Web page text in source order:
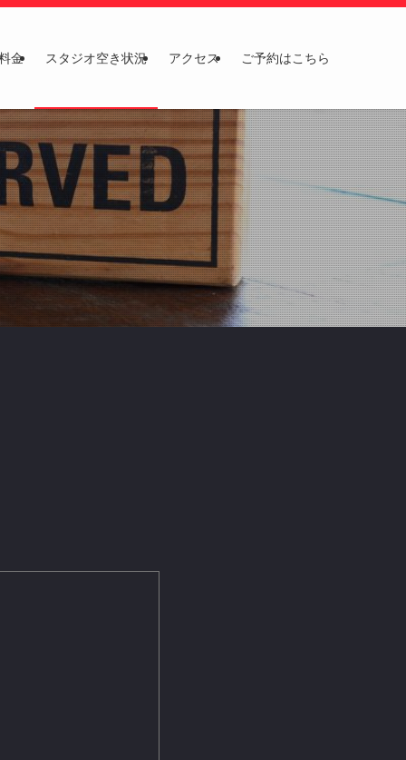
金 スタジオ空き状況 アクセス ご予約はこちら